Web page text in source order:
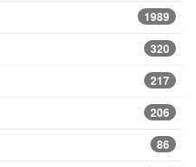
1989
320
217
206
86